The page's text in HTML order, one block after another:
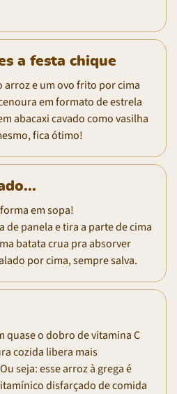
a festa chique
arroz e um ovo frito por cima
em formato de estrela
abacaxi cavado como vasilha
fica ótimo!
em sopa!
de panela e tira a parte de cima
batata crua pra absorver
por cima, sempre salva.
quase o dobro de vitamina C
cozida libera mais
seja: esse arroz à grega é
disfarçado de comida